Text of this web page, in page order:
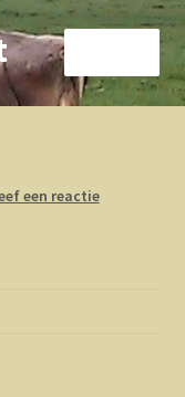
een reactie